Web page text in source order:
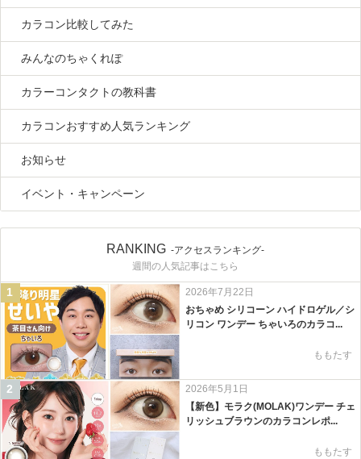
カラコン比較してみた
みんなのちゃくれぽ
カラーコンタクトの教科書
カラコンおすすめ人気ランキング
お知らせ
イベント・キャンペーン
RANKING -アクセスランキング-
週間の人気記事はこちら
1
2026年7月22日
おちゃめ シリコーン ハイドロゲル／シ
リコン ワンデー ちゃいろのカラコ...
ももたす
2
2026年5月1日
【新色】モラク(MOLAK)ワンデー チェ
リッシュブラウンのカラコンレポ...
ももたす